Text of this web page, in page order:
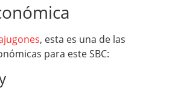
, esta es una de las
para este SBC: